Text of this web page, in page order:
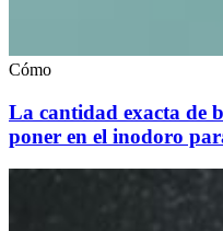
Cómo
La cantidad exacta de
poner en el inodoro